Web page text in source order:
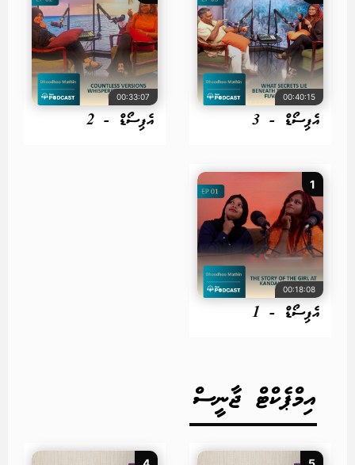
00:40:15
އެޕިސޯޑް - 3
00:33:07
އެޕިސޯޑް - 2
1
00:18:08
އެޕިސޯޑް - 1
އިމްޕެކްޓް ޖާނީސް